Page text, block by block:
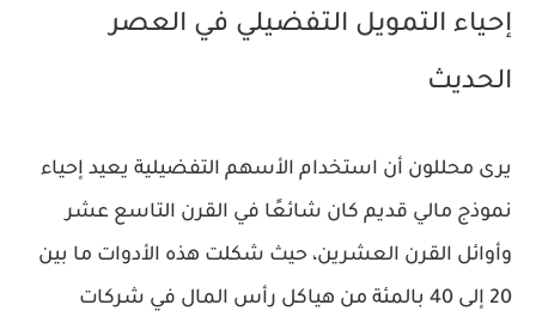
إحياء التمويل التفضيلي في العصر
الحديث
يرى محللون أن استخدام الأسهم التفضيلية يعيد إحياء
نموذج مالي قديم كان شائعًا في القرن التاسع عشر
وأوائل القرن العشرين، حيث شكلت هذه الأدوات ما بين
20 إلى 40 بالمئة من هياكل رأس المال في شركات